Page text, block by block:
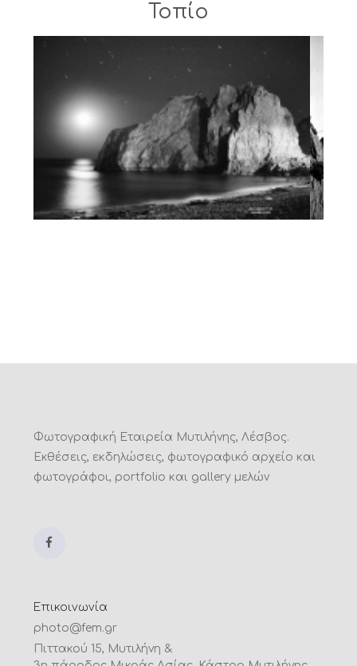
Τοπίο
Φωτογραφική Εταιρεία Μυτιλήνης, Λέσβος.
Εκθέσεις, εκδηλώσεις, φωτογραφικό αρχείο και
φωτογράφοι, portfolio και gallery μελών
Επικοινωνία
photo@fem.gr
Πιττακού 15, Μυτιλήνη &